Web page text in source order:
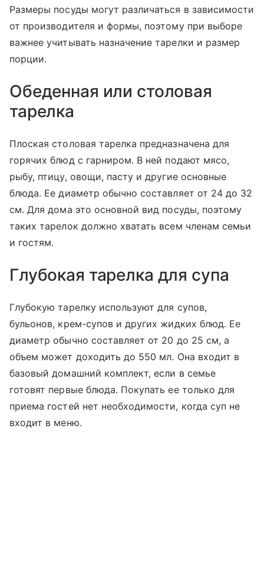
Размеры посуды могут различаться в зависимости
от производителя и формы, поэтому при выборе
важнее учитывать назначение тарелки и размер
порции.
Обеденная или столовая
тарелка
Плоская столовая тарелка предназначена для
горячих блюд с гарниром. В ней подают мясо,
рыбу, птицу, овощи, пасту и другие основные
блюда. Ее диаметр обычно составляет от 24 до 32
см. Для дома это основной вид посуды, поэтому
таких тарелок должно хватать всем членам семьи
и гостям.
Глубокая тарелка для супа
Глубокую тарелку используют для супов,
бульонов, крем-супов и других жидких блюд. Ее
диаметр обычно составляет от 20 до 25 см, а
объем может доходить до 550 мл. Она входит в
базовый домашний комплект, если в семье
готовят первые блюда. Покупать ее только для
приема гостей нет необходимости, когда суп не
входит в меню.